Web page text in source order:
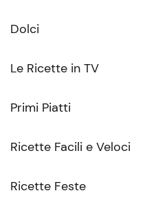
Dolci
Le Ricette in TV
Primi Piatti
Ricette Facili e Veloci
Ricette Feste